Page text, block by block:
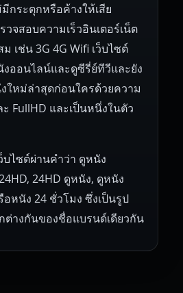
กระตุกหรือค้างให้เสีย
จสอบความเร็วอินเตอร์เน็ต
เช่น 3G 4G Wifi เว็บไซต์
งออนไลน์และดูซีรี่ย์ทีวีและยัง
ใหม่ล่าสุดก่อนใครด้วยความ
FullHD และเป็นหนึ่งในตัว
ไซต์ผ่านคำว่า ดูหนัง
24HD ดูหนัง, ดูหนัง
หนัง 24 ชั่วโมง ซึ่งเป็นรูป
างกันของชื่อแบรนด์เดียวกัน